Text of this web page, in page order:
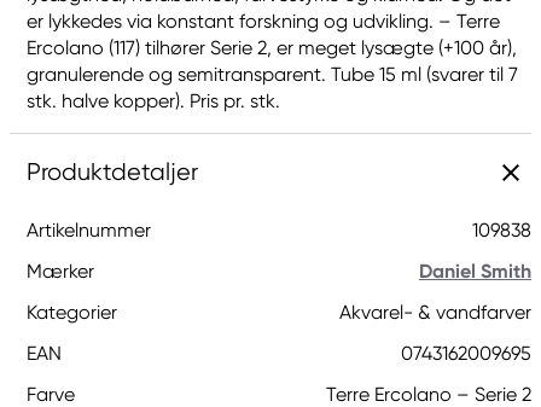
er lykkedes via konstant forskning og udvikling. – Terre
Ercolano (117) tilhører Serie 2, er meget lysægte (+100 år),
granulerende og semitransparent. Tube 15 ml (svarer til 7
stk. halve kopper). Pris pr. stk.
Produktdetaljer
Artikelnummer
109838
Mærker
Daniel Smith
Kategorier
Akvarel- & vandfarver
EAN
0743162009695
Farve
Terre Ercolano – Serie 2